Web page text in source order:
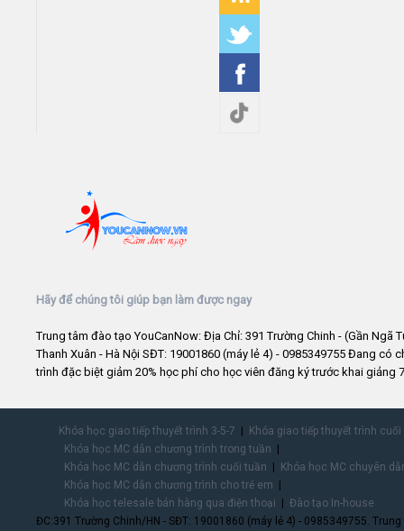
Hãy để chúng tôi giúp bạn làm được ngay
Trung tâm đào tạo YouCanNow: Địa Chỉ: 391 Trường Chinh - (Gần Ngã
Thanh Xuân - Hà Nội SĐT: 19001860 (máy lẻ 4) - 0985349755 Đang có
trình đặc biệt giảm 20% học phí cho học viên đăng ký trước khai giảng
Khóa học giao tiếp thuyết trình 3-5-7
Khóa giao tiếp thuyết trình
Khóa học MC dẫn chương trình trong tuần
Khóa học MC dẫn chương trình cuối tuần
Khóa học MC chuyên
Khóa học MC dẫn chương trình cho trẻ em
Khóa học telesale bán hàng qua điện thoại
Đào tạo In-house
ĐC:391 Trường Chinh/HN - SĐT: 19001860 (máy lẻ 4) - 0985349755.